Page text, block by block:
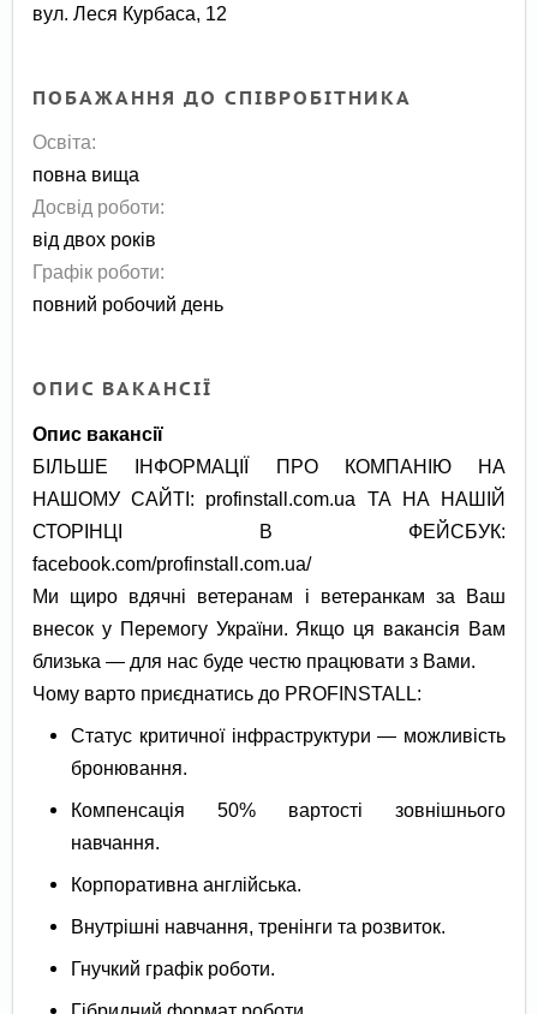
вул. Леся Курбаса, 12
ПОБАЖАННЯ ДО СПІВРОБІТНИКА
Освіта:
повна вища
Досвід роботи:
від двох років
Графік роботи:
повний робочий день
ОПИС ВАКАНСІЇ
Опис вакансії
БІЛЬШЕ ІНФОРМАЦІЇ ПРО КОМПАНІЮ НА
НАШОМУ САЙТІ: profinstall.com.ua ТА НА НАШІЙ
СТОРІНЦІ В ФЕЙСБУК:
facebook.com/profinstall.com.ua/
Ми щиро вдячні ветеранам і ветеранкам за Ваш
внесок у Перемогу України. Якщо ця вакансія Вам
близька — для нас буде честю працювати з Вами.
Чому варто приєднатись до PROFINSTALL:
Статус критичної інфраструктури — можливість
бронювання.
Компенсація 50% вартості зовнішнього
навчання.
Корпоративна англійська.
Внутрішні навчання, тренінги та розвиток.
Гнучкий графік роботи.